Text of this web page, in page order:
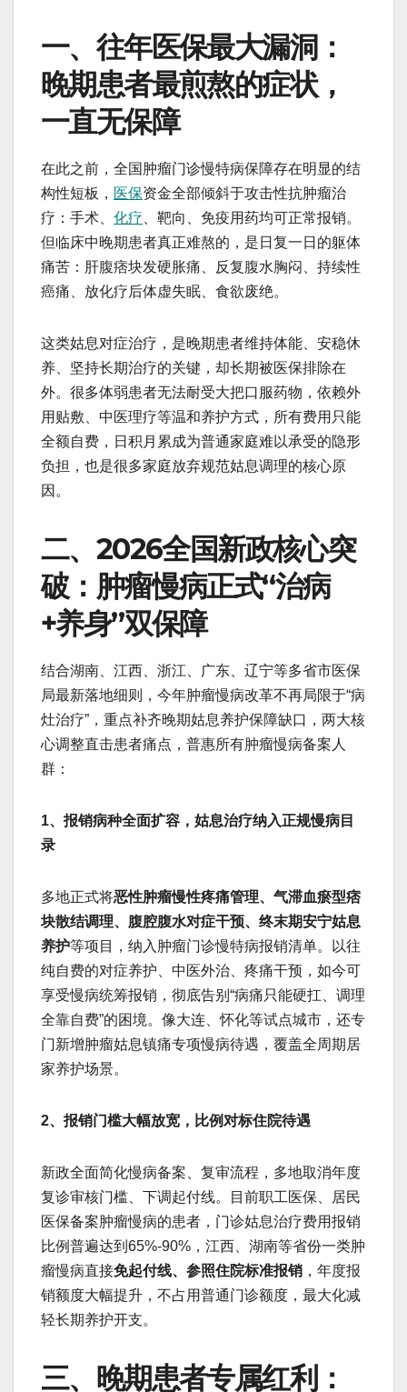
一、往年医保最大漏洞：
晚期患者最煎熬的症状，
一直无保障
在此之前，全国肿瘤门诊慢特病保障存在明显的结
构性短板， 医保资金全部倾斜于攻击性抗肿瘤治
疗：手术、 化疗 、靶向、免疫用药均可正常报销。
但临床中晚期患者真正难熬的，是日复一日的躯体
痛苦：肝腹痞块发硬胀痛、反复腹水胸闷、持续性
癌痛、放化疗后体虚失眠、食欲废绝。
这类姑息对症治疗，是晚期患者维持体能、安稳休
养、坚持长期治疗的关键，却长期被医保排除在
外。很多体弱患者无法耐受大把口服药物，依赖外
用贴敷、中医理疗等温和养护方式，所有费用只能
全额自费，日积月累成为普通家庭难以承受的隐形
负担，也是很多家庭放弃规范姑息调理的核心原
因。
二、2026全国新政核心突
破：肿瘤慢病正式“治病
+养身”双保障
结合湖南、江西、浙江、广东、辽宁等多省市医保
局最新落地细则，今年肿瘤慢病改革不再局限于“病
灶治疗”，重点补齐晚期姑息养护保障缺口，两大核
心调整直击患者痛点，普惠所有肿瘤慢病备案人
群：
1、报销病种全面扩容，姑息治疗纳入正规慢病目
录
多地正式将恶性肿瘤慢性疼痛管理、气滞血瘀型痞
块散结调理、腹腔腹水对症干预、终末期安宁姑息
养护等项目，纳入肿瘤门诊慢特病报销清单。以往
纯自费的对症养护、中医外治、疼痛干预，如今可
享受慢病统筹报销，彻底告别“病痛只能硬扛、调理
全靠自费”的困境。像大连、怀化等试点城市，还专
门新增肿瘤姑息镇痛专项慢病待遇，覆盖全周期居
家养护场景。
2、报销门槛大幅放宽，比例对标住院待遇
新政全面简化慢病备案、复审流程，多地取消年度
复诊审核门槛、下调起付线。目前职工医保、居民
医保备案肿瘤慢病的患者，门诊姑息治疗费用报销
比例普遍达到65%-90%，江西、湖南等省份一类肿
瘤慢病直接免起付线、参照住院标准报销 ，年度报
销额度大幅提升，不占用普通门诊额度，最大化减
轻长期养护开支。
三、晚期患者专属红利：